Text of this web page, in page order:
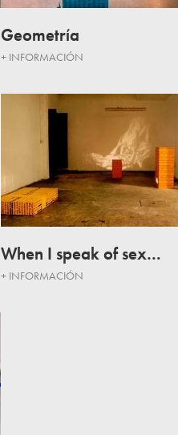
Geometría
+ INFORMACIÓN
When I speak of sex…
+ INFORMACIÓN